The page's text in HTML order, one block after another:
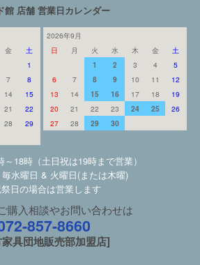
館 店舗 営業日カレンダー
金
土
1
7
8
14
15
21
22
28
29
2026年9月
日
月 火 水 木 金
土
1
2 3 4
5
6
7 8 9 10 11
12
13
14 15 16 17 18
19
20
21 22 23 24 25
26
27
28 29 30
18時（土日祝は19時まで営業）
水曜日 & 火曜日(または木曜)
日の場合は営業します
購入相談やお問い合わせは
857-8660
具団地販売部加盟店]